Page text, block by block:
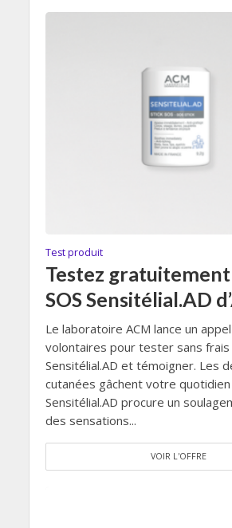
Test produit
Testez
SOS Sensitélial.AD
Le laboratoire ACM lance un
volontaires pour tester sans frais
Sensitélial.AD et témoigner. Les
cutanées gâchent votre quotidien
Sensitélial.AD procure un
des sensations...
VOIR L'OFFRE